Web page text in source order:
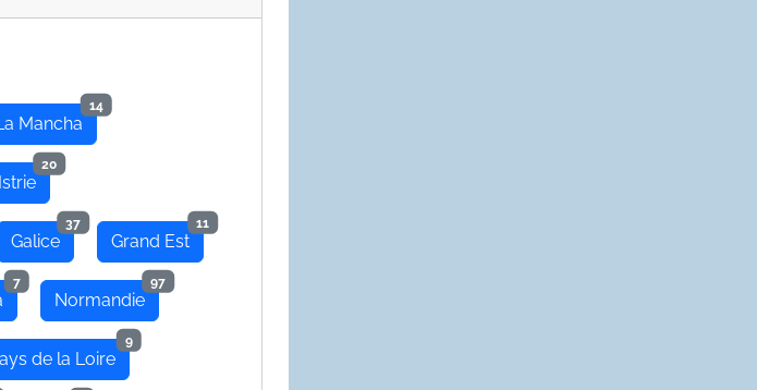
Mancha
14
20
Galice
37
Grand Est
11
7
Normandie
97
de la Loire
9